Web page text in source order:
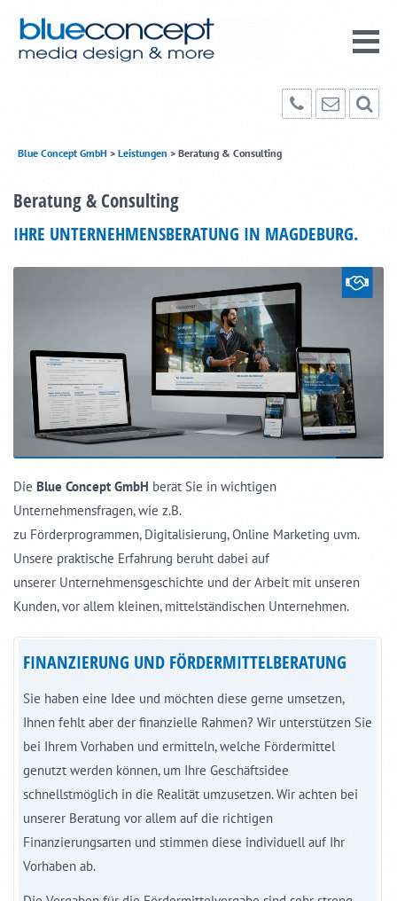
Blue Concept GmbH > Leistungen > Beratung & Consulting
Beratung & Consulting
IHRE UNTERNEHMENSBERATUNG IN MAGDEBURG.
Die Blue Concept GmbH berät Sie in wichtigen
Unternehmensfragen, wie z.B.
zu Förderprogrammen, Digitalisierung, Online Marketing uvm.
Unsere praktische Erfahrung beruht dabei auf
unserer Unternehmensgeschichte und der Arbeit mit unseren
Kunden, vor allem kleinen, mittelständischen Unternehmen.
FINANZIERUNG UND FÖRDERMITTELBERATUNG
Sie haben eine Idee und möchten diese gerne umsetzen,
Ihnen fehlt aber der finanzielle Rahmen? Wir unterstützen Sie
bei Ihrem Vorhaben und ermitteln, welche Fördermittel
genutzt werden können, um Ihre Geschäftsidee
schnellstmöglich in die Realität umzusetzen. Wir achten bei
unserer Beratung vor allem auf die richtigen
Finanzierungsarten und stimmen diese individuell auf Ihr
Vorhaben ab.